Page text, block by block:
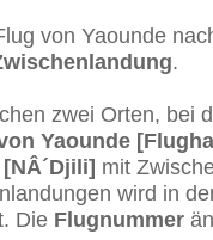
von Yaounde
.
zwei Orten, bei
Yaounde
mit
wird in
Die Flugnummer